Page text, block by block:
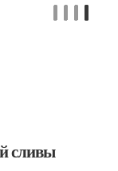
сливы